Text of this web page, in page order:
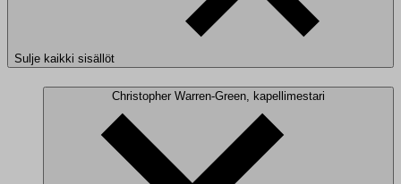
Sulje kaikki sisällöt
Christopher Warren-Green, kapellimestari